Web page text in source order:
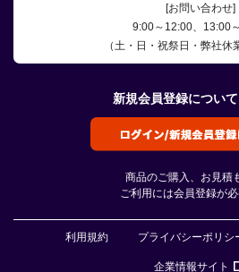
[お問い合わせ]
9:00～12:00、13:00
（土・日・祝祭日・弊社休
新規会員登録につい
商品のご購入、お見積
ご利用には会員登録が必
利用規約 プライバシーポリシ
企業情報サイト